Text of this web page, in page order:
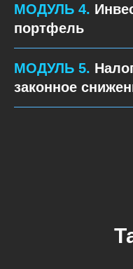
МОДУЛЬ 4.
портфель
МОДУЛЬ 5.
законное